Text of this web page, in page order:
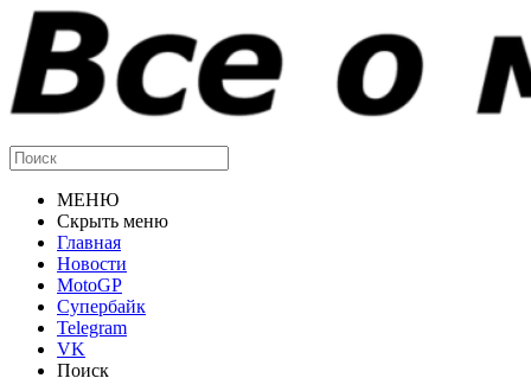
МЕНЮ
Скрыть меню
Главная
Новости
MotoGP
Супербайк
Telegram
VK
Поиск